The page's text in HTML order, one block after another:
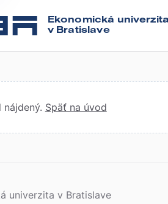
Ekonomická univerzita
v Bratislave
nájdený. Späť na úvod
univerzita v Bratislave